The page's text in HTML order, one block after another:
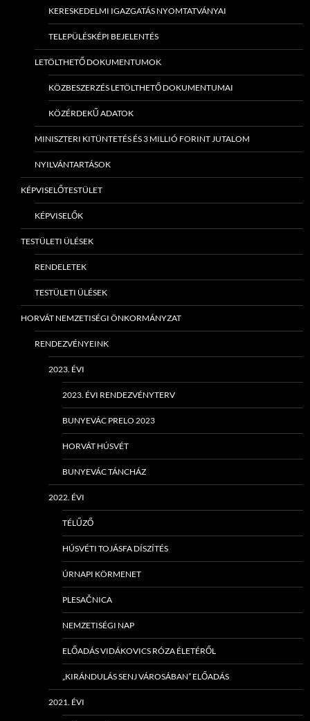
KERESKEDELMI IGAZGATÁS NYOMTATVÁNYAI
TELEPÜLÉSKÉPI BEJELENTÉS
LETÖLTHETŐ DOKUMENTUMOK
KÖZBESZERZÉS LETÖLTHETŐ DOKUMENTUMAI
KÖZÉRDEKŰ ADATOK
MINISZTERI KITÜNTETÉS ÉS 3 MILLIÓ FORINT JUTALOM
NYILVÁNTARTÁSOK
KÉPVISELŐTESTÜLET
KÉPVISELŐK
TESTÜLETI ÜLÉSEK
RENDELETEK
TESTÜLETI ÜLÉSEK
HORVÁT NEMZETISÉGI ÖNKORMÁNYZAT
RENDEZVÉNYEINK
2023. ÉVI
2023. ÉVI RENDEZVÉNYTERV
BUNYEVÁC PRELO 2023
HORVÁT HÚSVÉT
BUNYEVÁC TÁNCHÁZ
2022. ÉVI
TÉLŰZŐ
HÚSVÉTI TOJÁSFA DÍSZÍTÉS
ÚRNAPI KÖRMENET
PLESAČNICA
NEMZETISÉGI NAP
ELŐADÁS VIDÁKOVICS RÓZA ÉLETÉRŐL
„KIRÁNDULÁS SENJ VÁROSÁBAN” ELŐADÁS
2021. ÉVI